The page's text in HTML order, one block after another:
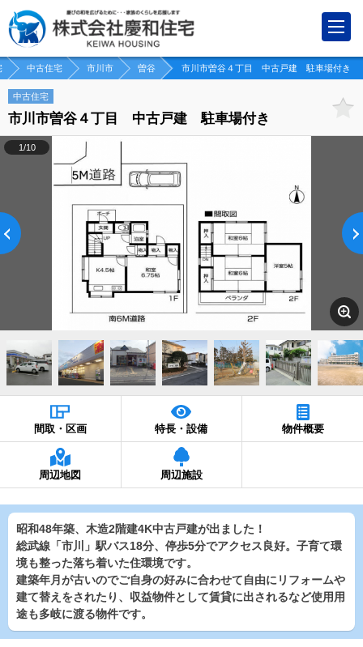
中古住宅 市川市 曽谷 市川市曽谷４丁目 中古戸建 駐車場付き
中古住宅
市川市曽谷４丁目 中古戸建 駐車場付き
1/10
間取・区画 特長・設備 物件概要
周辺地図 周辺施設
昭和48年築、木造2階建4K中古戸建が出ました！
総武線「市川」駅バス18分、停歩5分でアクセス良好。子育て環
境も整った落ち着いた住環境です。
建築年月が古いのでご自身の好みに合わせて自由にリフォームや
建て替えをされたり、収益物件として賃貸に出されるなど使用用
途も多岐に渡る物件です。